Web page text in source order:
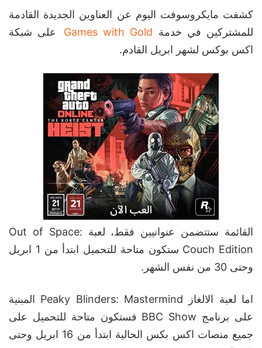
كشفت مايكروسوفت اليوم عن العناوين الجديدة القادمة
للمشتركين في خدمة Games with Gold
على شبكة
اكس بوكس لشهر ابريل القادم.
القائمة ستتضمن عنوانيين فقط، لعبة Out of Space:
Couch Edition ستكون متاحة للتحميل ابتدأ من 1 ابريل
وحتى 30 من نفس الشهر.
اما لعبة الالغاز Peaky Blinders: Mastermind المبنية
على برنامج BBC Show فستكون متاحة للتحميل على
جميع منصات اكس بكس الحالية ابتدأ من 16 ابريل وحتى